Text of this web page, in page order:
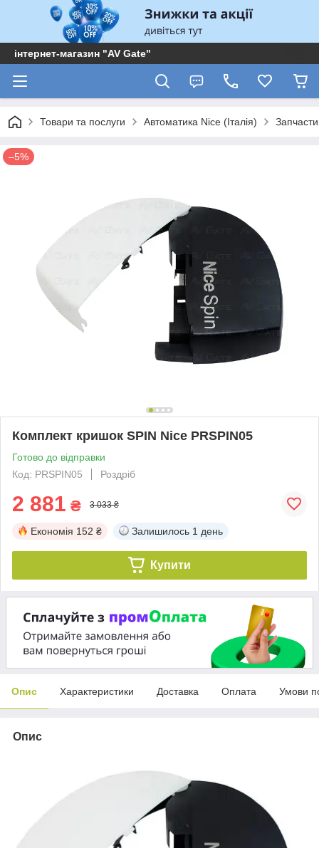
інтернет-магазин "AV Gate"
Товари та послуги Автоматика Nice (Італія)
–5%
Комплект кришок SPIN Nice PRSPIN05
Готово до відправки
Код: PRSPIN05
Роздріб
2 881 ₴ 3 033 ₴
Економія 152 ₴ Залишилось 1 день
Купити
Опис Характеристики Доставка Оплата Умови
Опис